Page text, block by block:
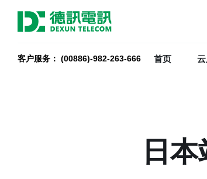
客户服务： (00886)-982-263-666 首页
日